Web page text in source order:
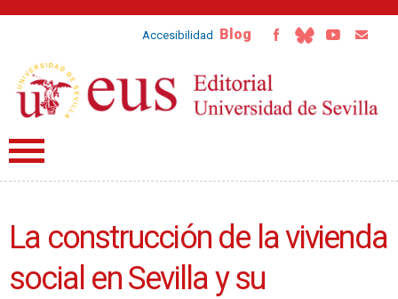
Accesibilidad Blog
La construcción de la vivienda
social en Sevilla y su